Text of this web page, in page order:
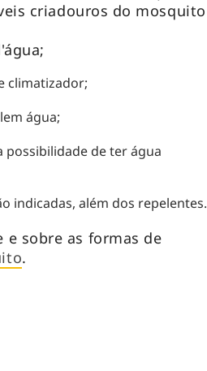
criadouros do mosquito
climatizador;
água;
de ter água
indicadas, além dos repelentes.
e sobre as formas de
.